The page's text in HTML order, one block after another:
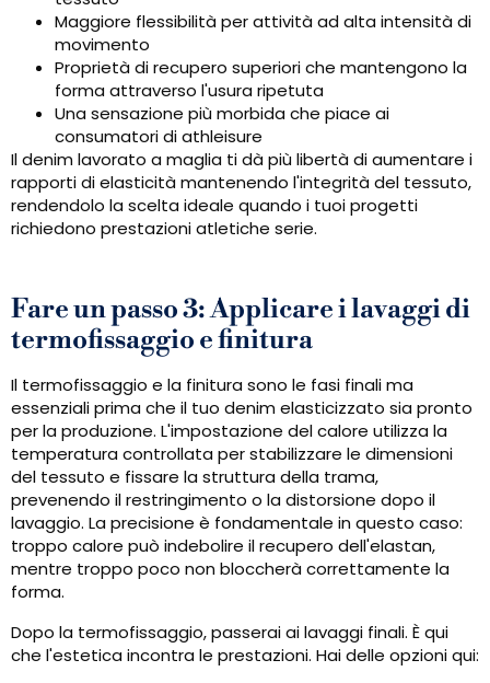
Maggiore flessibilità per attività ad alta intensità di
movimento
Proprietà di recupero superiori che mantengono la
forma attraverso l'usura ripetuta
Una sensazione più morbida che piace ai
consumatori di athleisure
Il denim lavorato a maglia ti dà più libertà di aumentare i
rapporti di elasticità mantenendo l'integrità del tessuto,
rendendolo la scelta ideale quando i tuoi progetti
richiedono prestazioni atletiche serie.
Fare un passo 3: Applicare i lavaggi di
termofissaggio e finitura
Il termofissaggio e la finitura sono le fasi finali ma
essenziali prima che il tuo denim elasticizzato sia pronto
per la produzione. L'impostazione del calore utilizza la
temperatura controllata per stabilizzare le dimensioni
del tessuto e fissare la struttura della trama,
prevenendo il restringimento o la distorsione dopo il
lavaggio. La precisione è fondamentale in questo caso:
troppo calore può indebolire il recupero dell'elastan,
mentre troppo poco non bloccherà correttamente la
forma.
Dopo la termofissaggio, passerai ai lavaggi finali. È qui
che l'estetica incontra le prestazioni. Hai delle opzioni qui: